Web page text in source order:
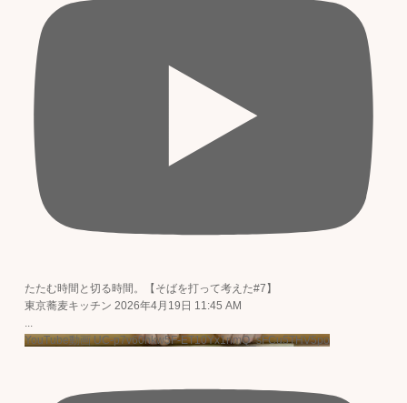
たたむ時間と切る時間。【そばを打って考えた#7】
東京蕎麦キッチン 2026年4月19日 11:45 AM
...
YouTube動画 UC-p7v60hkw5F-ET10Yx1nmQ_sFCu5THV5po